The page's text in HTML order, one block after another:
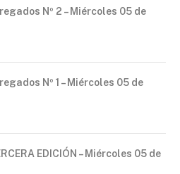
Nº 2 – Miércoles 05 de
Nº 1 – Miércoles 05 de
EDICIÓN – Miércoles 05 de